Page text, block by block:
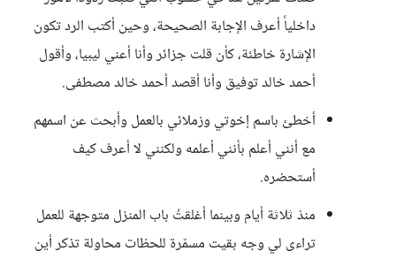
داخلياً أعرف الإجابة الصحيحة، وحين أكتب الرد تكون
الإشارة خاطئة، كأن قلت جزائر وأنا أعني ليبيا، وأقول
أحمد خالد توفيق وأنا أقصد أحمد خالد مصطفى.
أخطئ باسم إخوتي وزملائي بالعمل وأبحث عن اسمهم
مع أنني أعلم بأنني أعلمه ولكنني لا أعرف كيف
أستحضره.
منذ ثلاثة أيام وبينما أغلقتُ باب المنزل متوجهة للعمل
تراءى لي وجه بقيت مسمّرة للحظات محاولة تذكر أين